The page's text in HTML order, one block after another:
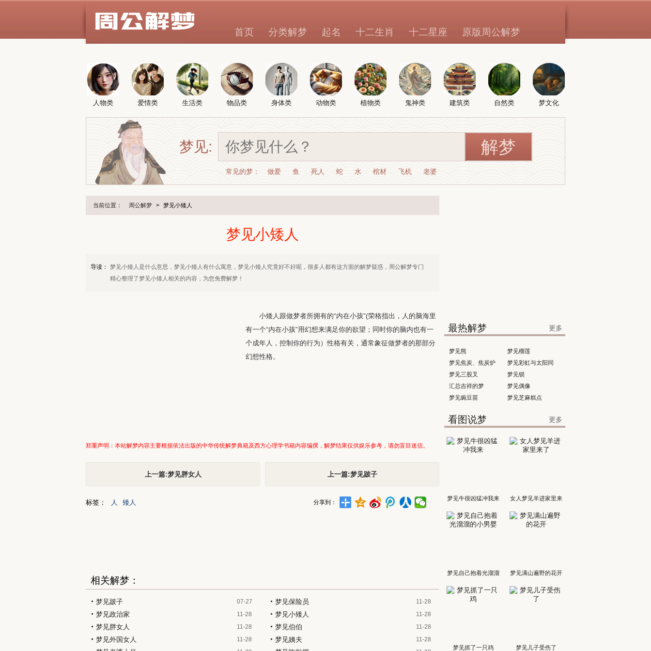
首页 分类解梦 起名 十二生肖 十二星座 原版周公解梦
人物类 爱情类 生活类 物品类 身体类 动物类 植物类 鬼神类 建筑类 自然类 梦文化
梦见:
常见的梦： 做爱 鱼 死人 蛇 水 棺材 飞机 老婆
当前位置： 周公解梦 > 梦见小矮人
梦见小矮人
导读：
梦见小矮人是什么意思，梦见小矮人有什么寓意，梦见小矮人究竟好不好呢，很多人都有这方面的解梦疑惑，周公解梦专门
精心整理了梦见小矮人相关的内容，为您免费解梦！
小矮人跟做梦者所拥有的“内在小孩”(荣格指出，人的脑海里
有一个“内在小孩”用幻想来满足你的欲望；同时你的脑内也有一
个成年人，控制你的行为）性格有关，通常象征做梦者的那部分
幻想性格。
郑重声明：本站解梦内容主要根据依法出版的中华传统解梦典籍及西方心理学书籍内容编撰，解梦结果仅供娱乐参考，请勿盲目迷信。
上一篇:梦见胖女人 上一篇:梦见跛子
标签： 人 矮人 分享到：
相关解梦：
梦见跛子 07-27 梦见保险员 11-28
梦见政治家 11-28 梦见小矮人 11-28
梦见胖女人 11-28 梦见伯伯 11-28
梦见外国女人 11-28 梦见姨夫 11-28
最热解梦 更多
梦见熊
梦见榴莲
梦见焦炭、焦炭炉
梦见彩虹与太阳同
时出现
梦见三股叉
梦见锁
汇总吉祥的梦
梦见偶像
梦见豌豆苗
梦见芝麻糕点
看图说梦 更多
梦见牛很凶猛冲我来 女人梦见羊进家里来
了
梦见自己抱着光溜溜
的小男婴
梦见满山遍野的花开
梦见抓了一只鸡 梦见儿子受伤了